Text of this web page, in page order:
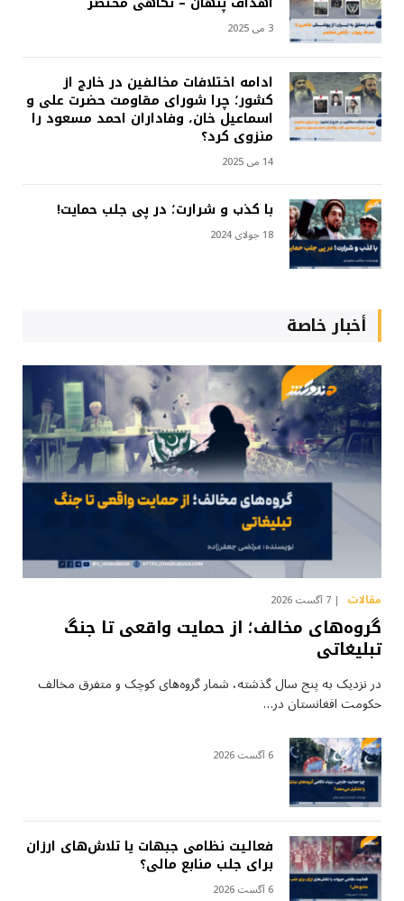
3 می 2025
ادامه اختلافات مخالفین در خارج از
کشور؛ چرا شورای مقاومت حضرت علی و
اسماعیل خان، وفاداران احمد مسعود را
منزوی کرد؟
14 می 2025
با کذب و شرارت؛ در پی جلب حمایت!
18 جولای 2024
أخبار خاصة
مقالات 7 آگست 2026
گروه‌های مخالف؛ از حمایت واقعی تا جنگ
تبلیغاتی
در نزدیک به پنج سال گذشته، شمار گروه‌های کوچک و متفرق مخالف
حکومت افغانستان در…
6 آگست 2026
فعالیت نظامی جبهات یا تلاش‌های ارزان
برای جلب منابع مالی؟
6 آگست 2026